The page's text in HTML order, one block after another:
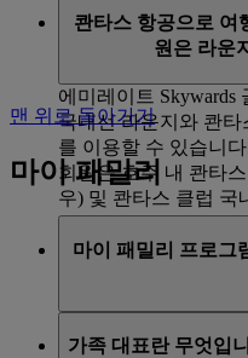
우선 탑승
수하물 우선 처
수하물 허용한
노선에 한함)
우선 탑승 혜택이 제
콴타스 항공으로 여
원은 라운
에미레이트 Skywards
국내선 라운지와 콴타
를 이용할 수 있습니
회원은 호주 내 콴타
우) 및 콴타스 클럽 국
니스 클래스 라운지
맨 위로 돌아가기
마이 패밀리
마이 패밀리 프로그
가족 대표를 포함해
가족 대표란 무엇입